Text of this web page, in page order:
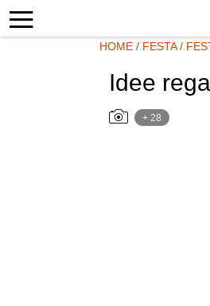
HOME / FESTA/
Idee
+ 28